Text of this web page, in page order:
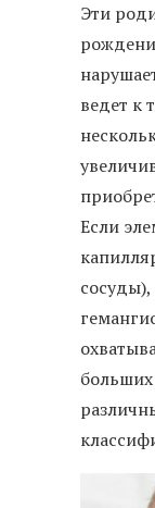
Эти
ведет к
Если